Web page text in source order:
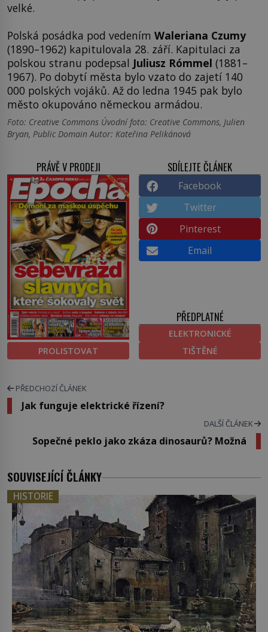
velké.
Polská posádka pod vedením Waleriana Czumy
(1890–1962) kapitulovala 28. září. Kapitulaci za
polskou stranu podepsal Juliusz Rómmel (1881–
1967). Po dobytí města bylo vzato do zajetí 140
000 polských vojáků. Až do ledna 1945 pak bylo
město okupováno německou armádou.
Foto: Creative Commons Úvodní foto: Creative Commons, Julien
Bryan, Public Domain Autor: Kateřina Pelikánová
PRÁVĚ V PRODEJI
PROLISTOVAT
SDÍLEJTE ČLÁNEK
Facebook
Twitter
Pinterest
Email
PŘEDPLATNÉ
ELEKTRONICKÉ
TIŠTĚNÉ
PŘEDCHOZÍ ČLÁNEK
Jak funguje elektrické řízení?
DALŠÍ ČLÁNEK
Sopečné peklo jako zkáza dinosaurů? Možná
SOUVISEJÍCÍ ČLÁNKY
HISTORIE